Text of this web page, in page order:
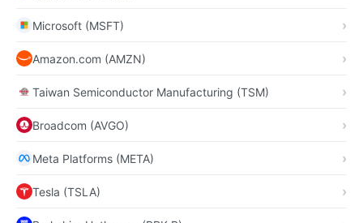
Microsoft (MSFT)
Amazon.com (AMZN)
Taiwan Semiconductor Manufacturing (TSM)
Broadcom (AVGO)
Meta Platforms (META)
Tesla (TSLA)